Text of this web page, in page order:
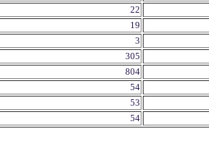
22
19
3
305
804
54
53
54